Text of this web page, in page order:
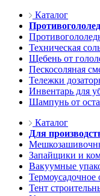
Каталог
Техническая
Щебень от
Пескосоляная
Тележки
Инвентарь для
Шампунь от
Каталог
Для
Запайщики и
Вакуумные
Термоусадочное
Тент